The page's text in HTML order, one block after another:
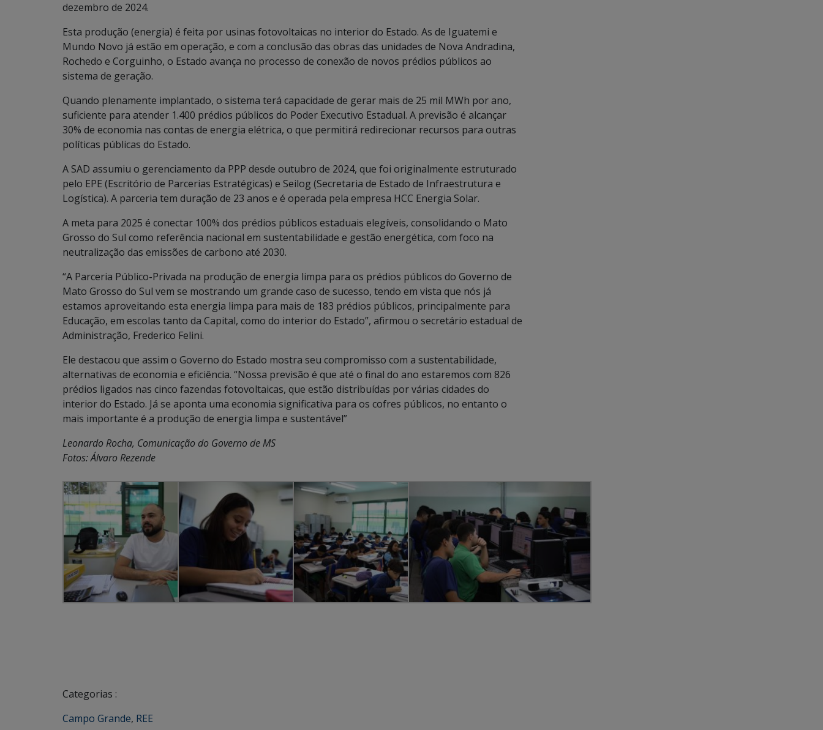
dezembro de 2024.
Esta produção (energia) é feita por usinas fotovoltaicas no interior do Estado. As de Iguatemi e
Mundo Novo já estão em operação, e com a conclusão das obras das unidades de Nova Andradina,
Rochedo e Corguinho, o Estado avança no processo de conexão de novos prédios públicos ao
sistema de geração.
Quando plenamente implantado, o sistema terá capacidade de gerar mais de 25 mil MWh por ano,
suficiente para atender 1.400 prédios públicos do Poder Executivo Estadual. A previsão é alcançar
30% de economia nas contas de energia elétrica, o que permitirá redirecionar recursos para outras
políticas públicas do Estado.
A SAD assumiu o gerenciamento da PPP desde outubro de 2024, que foi originalmente estruturado
pelo EPE (Escritório de Parcerias Estratégicas) e Seilog (Secretaria de Estado de Infraestrutura e
Logística). A parceria tem duração de 23 anos e é operada pela empresa HCC Energia Solar.
A meta para 2025 é conectar 100% dos prédios públicos estaduais elegíveis, consolidando o Mato
Grosso do Sul como referência nacional em sustentabilidade e gestão energética, com foco na
neutralização das emissões de carbono até 2030.
“A Parceria Público-Privada na produção de energia limpa para os prédios públicos do Governo de
Mato Grosso do Sul vem se mostrando um grande caso de sucesso, tendo em vista que nós já
estamos aproveitando esta energia limpa para mais de 183 prédios públicos, principalmente para
Educação, em escolas tanto da Capital, como do interior do Estado”, afirmou o secretário estadual de
Administração, Frederico Felini.
Ele destacou que assim o Governo do Estado mostra seu compromisso com a sustentabilidade,
alternativas de economia e eficiência. “Nossa previsão é que até o final do ano estaremos com 826
prédios ligados nas cinco fazendas fotovoltaicas, que estão distribuídas por várias cidades do
interior do Estado. Já se aponta uma economia significativa para os cofres públicos, no entanto o
mais importante é a produção de energia limpa e sustentável”
Leonardo Rocha, Comunicação do Governo de MS
Fotos: Álvaro Rezende
Categorias :
Campo Grande, REE